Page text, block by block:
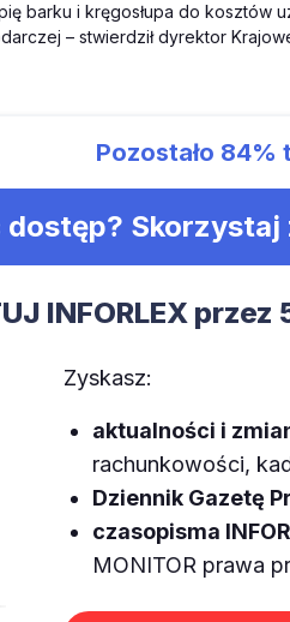
barku i kręgosłupa do kosztów
– stwierdził dyrektor
Pozostało 84%
INFORLEX przez
Zyskasz:
aktualności i
rachunkowości,
Dziennik Gazetę
czasopisma INFOR
MONITOR prawa